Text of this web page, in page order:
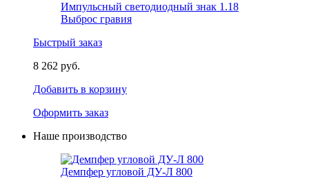
Импульсный светодиодный знак 1.18
Выброс гравия
Быстрый заказ
8 262 руб.
Добавить в корзину
Оформить заказ
Наше производство
Демпфер угловой ДУ-Л 800